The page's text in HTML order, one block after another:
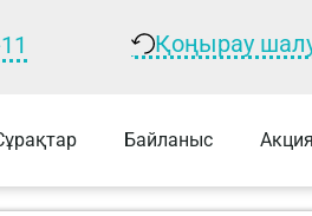
Қоңырау
Байланыс